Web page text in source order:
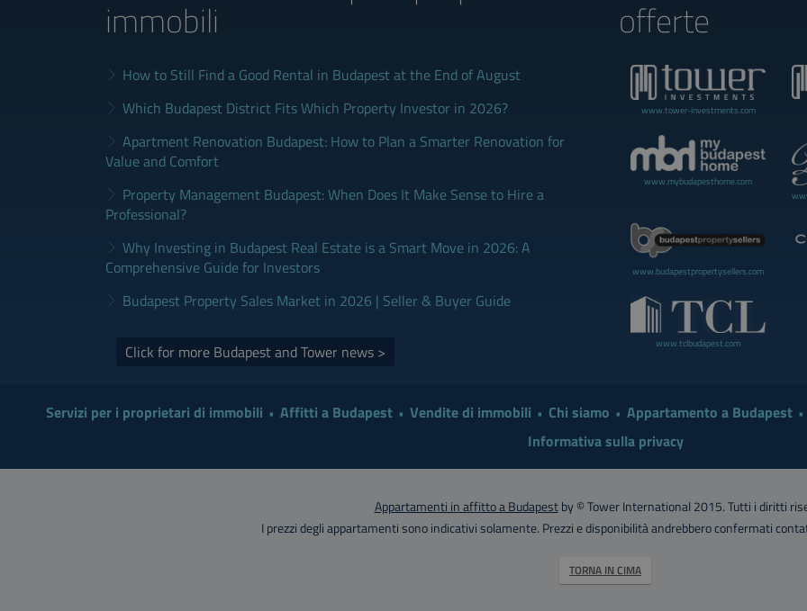
immobili
How to Still Find a Good Rental in Budapest at the End of August
Which Budapest District Fits Which Property Investor in 2026?
Apartment Renovation Budapest: How to Plan a Smarter Renovation for
Value and Comfort
Property Management Budapest: When Does It Make Sense to Hire a
Professional?
Why Investing in Budapest Real Estate is a Smart Move in 2026: A
Comprehensive Guide for Investors
Budapest Property Sales Market in 2026 | Seller & Buyer Guide
Click for more Budapest and Tower news >
offerte
www.tower-investments.com
www.mybudapesthome.com
www.budapestpropertysellers.com
www.tclbudapest.com
Servizi per i proprietari di immobili Affitti a Budapest Vendite di immobili Chi siamo Appartamento a Budapest
Informativa sulla privacy
Appartamenti in affitto a Budapestby © Tower International 2015. Tutti i diritti
I prezzi degli appartamenti sono indicativi solamente. Prezzi e disponibilità andrebbero confermati
TORNA IN CIMA